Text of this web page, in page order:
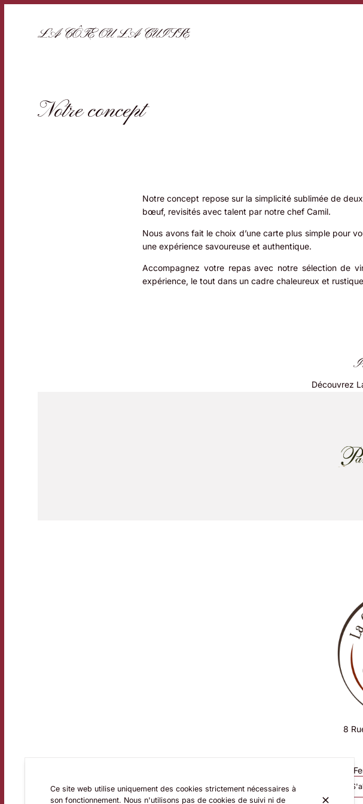
LA CÔTE OU LA CUISSE
Notre concept
Notre concept repose sur la simplicité sublimée de
bœuf, revisités avec talent par notre chef Camil.
Nous avons fait le choix d’une carte plus simple pour
une expérience savoureuse et authentique.
Accompagnez votre repas avec notre sélection de
expérience, le tout dans un cadre chaleureux et
Découvrez
8
Ce site web utilise uniquement des cookies strictement nécessaires à
son fonctionnement. Nous n'utilisons pas de cookies de suivi ni de